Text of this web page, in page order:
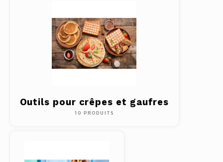
Outils pour crêpes et gaufres
10 PRODUITS